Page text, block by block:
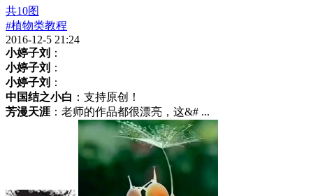
共10图
#植物类教程
2016-12-5 21:24
小婷子刘 ：
小婷子刘 ：
小婷子刘 ：
中国结之小白 ：支持原创！
芳漫天涯 ：老师的作品都很漂亮，这&# ...